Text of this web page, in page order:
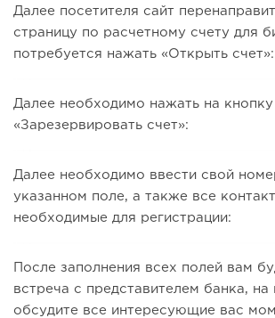
Далее посетителя сайт
страницу по расчетному счету для
потребуется нажать «Открыть счет»:
Далее необходимо нажать на кнопку
«Зарезервировать счет»:
Далее необходимо ввести свой
указанном поле, а также все
необходимые для регистрации:
После заполнения всех полей вам
встреча с представителем банка,
обсудите все интересующие вас